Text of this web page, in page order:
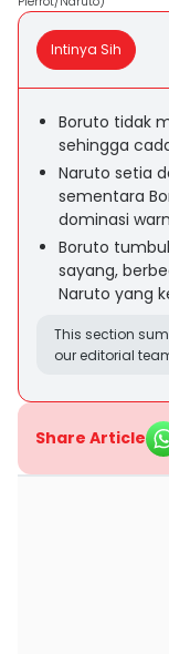
Intinya Sih
Boruto tidak
sehingga
Naruto setia
sementara
dominasi
Boruto
sayang,
Naruto yang
This section
our editorial
Share Article